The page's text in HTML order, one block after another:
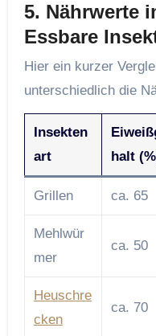
5. Nährwerte
Essbare
Hier ein kurzer
unterschiedlich die
Insekten
art
halt
Grillen ca. 65
Mehlwür
mer
ca. 50
Heuschre
cken
ca. 70